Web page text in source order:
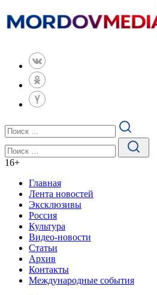
16+
Главная
Лента новостей
Эксклюзивы
Россия
Культура
Видео-новости
Статьи
Архив
Контакты
Международные события